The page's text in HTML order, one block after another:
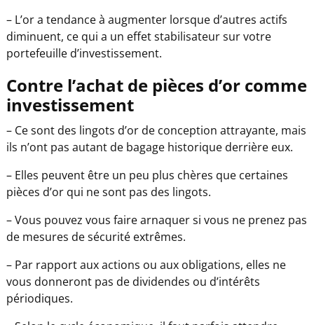
– L’or a tendance à augmenter lorsque d’autres actifs
diminuent, ce qui a un effet stabilisateur sur votre
portefeuille d’investissement.
Contre l’achat de pièces d’or comme
investissement
– Ce sont des lingots d’or de conception attrayante, mais
ils n’ont pas autant de bagage historique derrière eux.
– Elles peuvent être un peu plus chères que certaines
pièces d’or qui ne sont pas des lingots.
– Vous pouvez vous faire arnaquer si vous ne prenez pas
de mesures de sécurité extrêmes.
– Par rapport aux actions ou aux obligations, elles ne
vous donneront pas de dividendes ou d’intérêts
périodiques.